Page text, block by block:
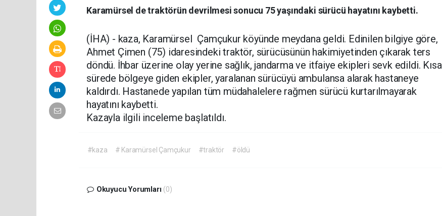
Karamürsel de traktörün devrilmesi sonucu 75 yaşındaki sürücü hayatını kaybetti.
(İHA) - kaza, Karamürsel Çamçukur köyünde meydana geldi. Edinilen bilgiye göre,
Ahmet Çimen (75) idaresindeki traktör, sürücüsünün hakimiyetinden çıkarak ters
döndü. İhbar üzerine olay yerine sağlık, jandarma ve itfaiye ekipleri sevk edildi. Kısa
sürede bölgeye giden ekipler, yaralanan sürücüyü ambulansa alarak hastaneye
kaldırdı. Hastanede yapılan tüm müdahalelere rağmen sürücü kurtarılmayarak
hayatını kaybetti.
Kazayla ilgili inceleme başlatıldı.
#kaza # Karamürsel Çamçukur #traktör #öldü
Okuyucu Yorumları (0)